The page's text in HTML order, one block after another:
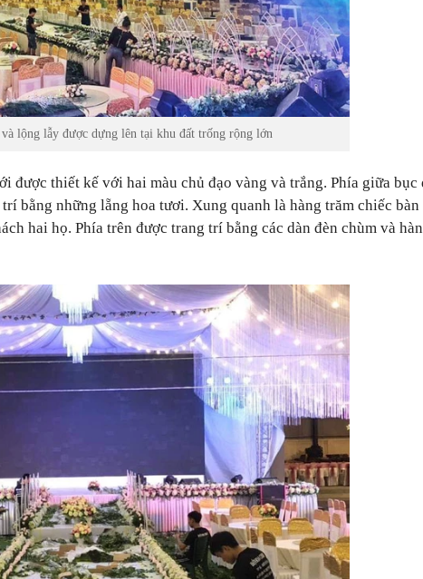
lộng lẫy được dựng lên tại khu đất trống rộng lớn
được thiết kế với hai màu chủ đạo vàng và trắng. Phía giữa bục
bằng những lẵng hoa tươi. Xung quanh là hàng trăm chiếc bàn
hai họ. Phía trên được trang trí bằng các dàn đèn chùm và